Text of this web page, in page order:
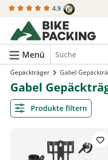
springen 4.9
Menü
Gepäckträger Gabel
Gabel
Produkte filtern